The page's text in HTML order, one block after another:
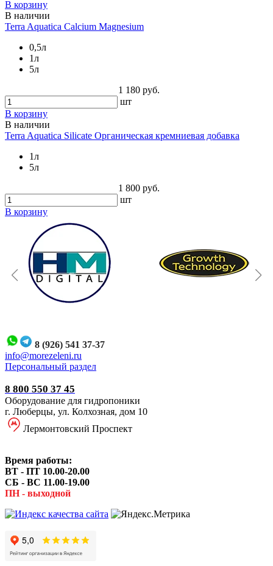
В корзину
В наличии
Terra Aquatica Calcium Magnesium
0,5л
1л
5л
1 180 руб.
шт
В корзину
В наличии
Terra Aquatica Silicate Органическая кремниевая добавка
1л
5л
1 800 руб.
шт
В корзину
8 (926) 541 37-37
info@morezeleni.ru
Персональный раздел
8 800 550 37 45
Оборудование для гидропоники
г. Люберцы, ул. Колхозная, дом 10
Лермонтовский Проспект
Время работы:
ВТ - ПТ 10.00-20.00
СБ - ВС 11.00-19.00
ПН - выходной